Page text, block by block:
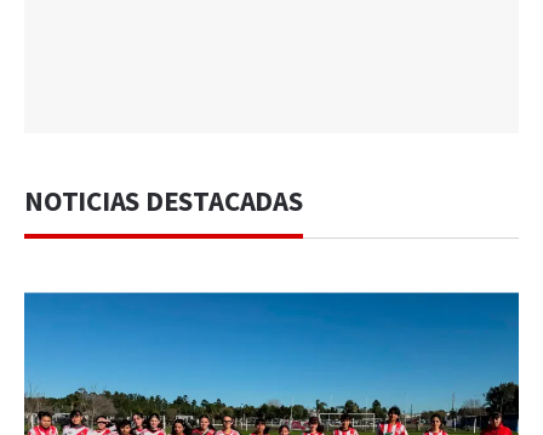
NOTICIAS DESTACADAS